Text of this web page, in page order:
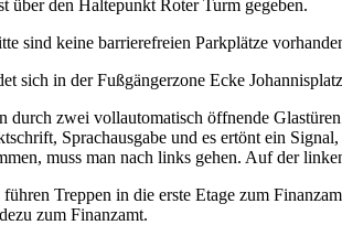
den Haltepunkt Roter Turm gegeben.
sind keine barrierefreien Parkplätze
sich in der Fußgängerzone Ecke
durch zwei vollautomatisch öffnende
Sprachausgabe und es ertönt ein
muss man nach links gehen. Auf der
Treppen in die erste Etage zum
zum Finanzamt.